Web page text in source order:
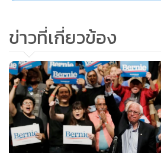
ชัยชนะในเซาธ์แคโรไลนาเมื่อวันเสาร์ท
การกลับมาเป็นที่สนใจของสื่ออีกครั้งจ
ในศึกซูเปอร์ทิวส์เดย์ เพื่อสู้กับแซนเด
ก้อนใหญ่ทำให้มีงบโฆษณามากกว่า อี
โพลล์ที่สำรวจจากรัฐแคลิฟอร์เนีย ซึ่งล
แล้ว 3 ล้านเสียง
ข่าวที่เกี่ยวข้อง